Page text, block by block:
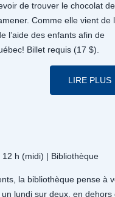
de trouver le chocolat de
Comme elle vient de
l’aide des enfants afin de
Billet requis (17 $).
LIRE PLUS
h (midi) | Bibliothèque
la bibliothèque pense à
lundi sur deux, en dehors